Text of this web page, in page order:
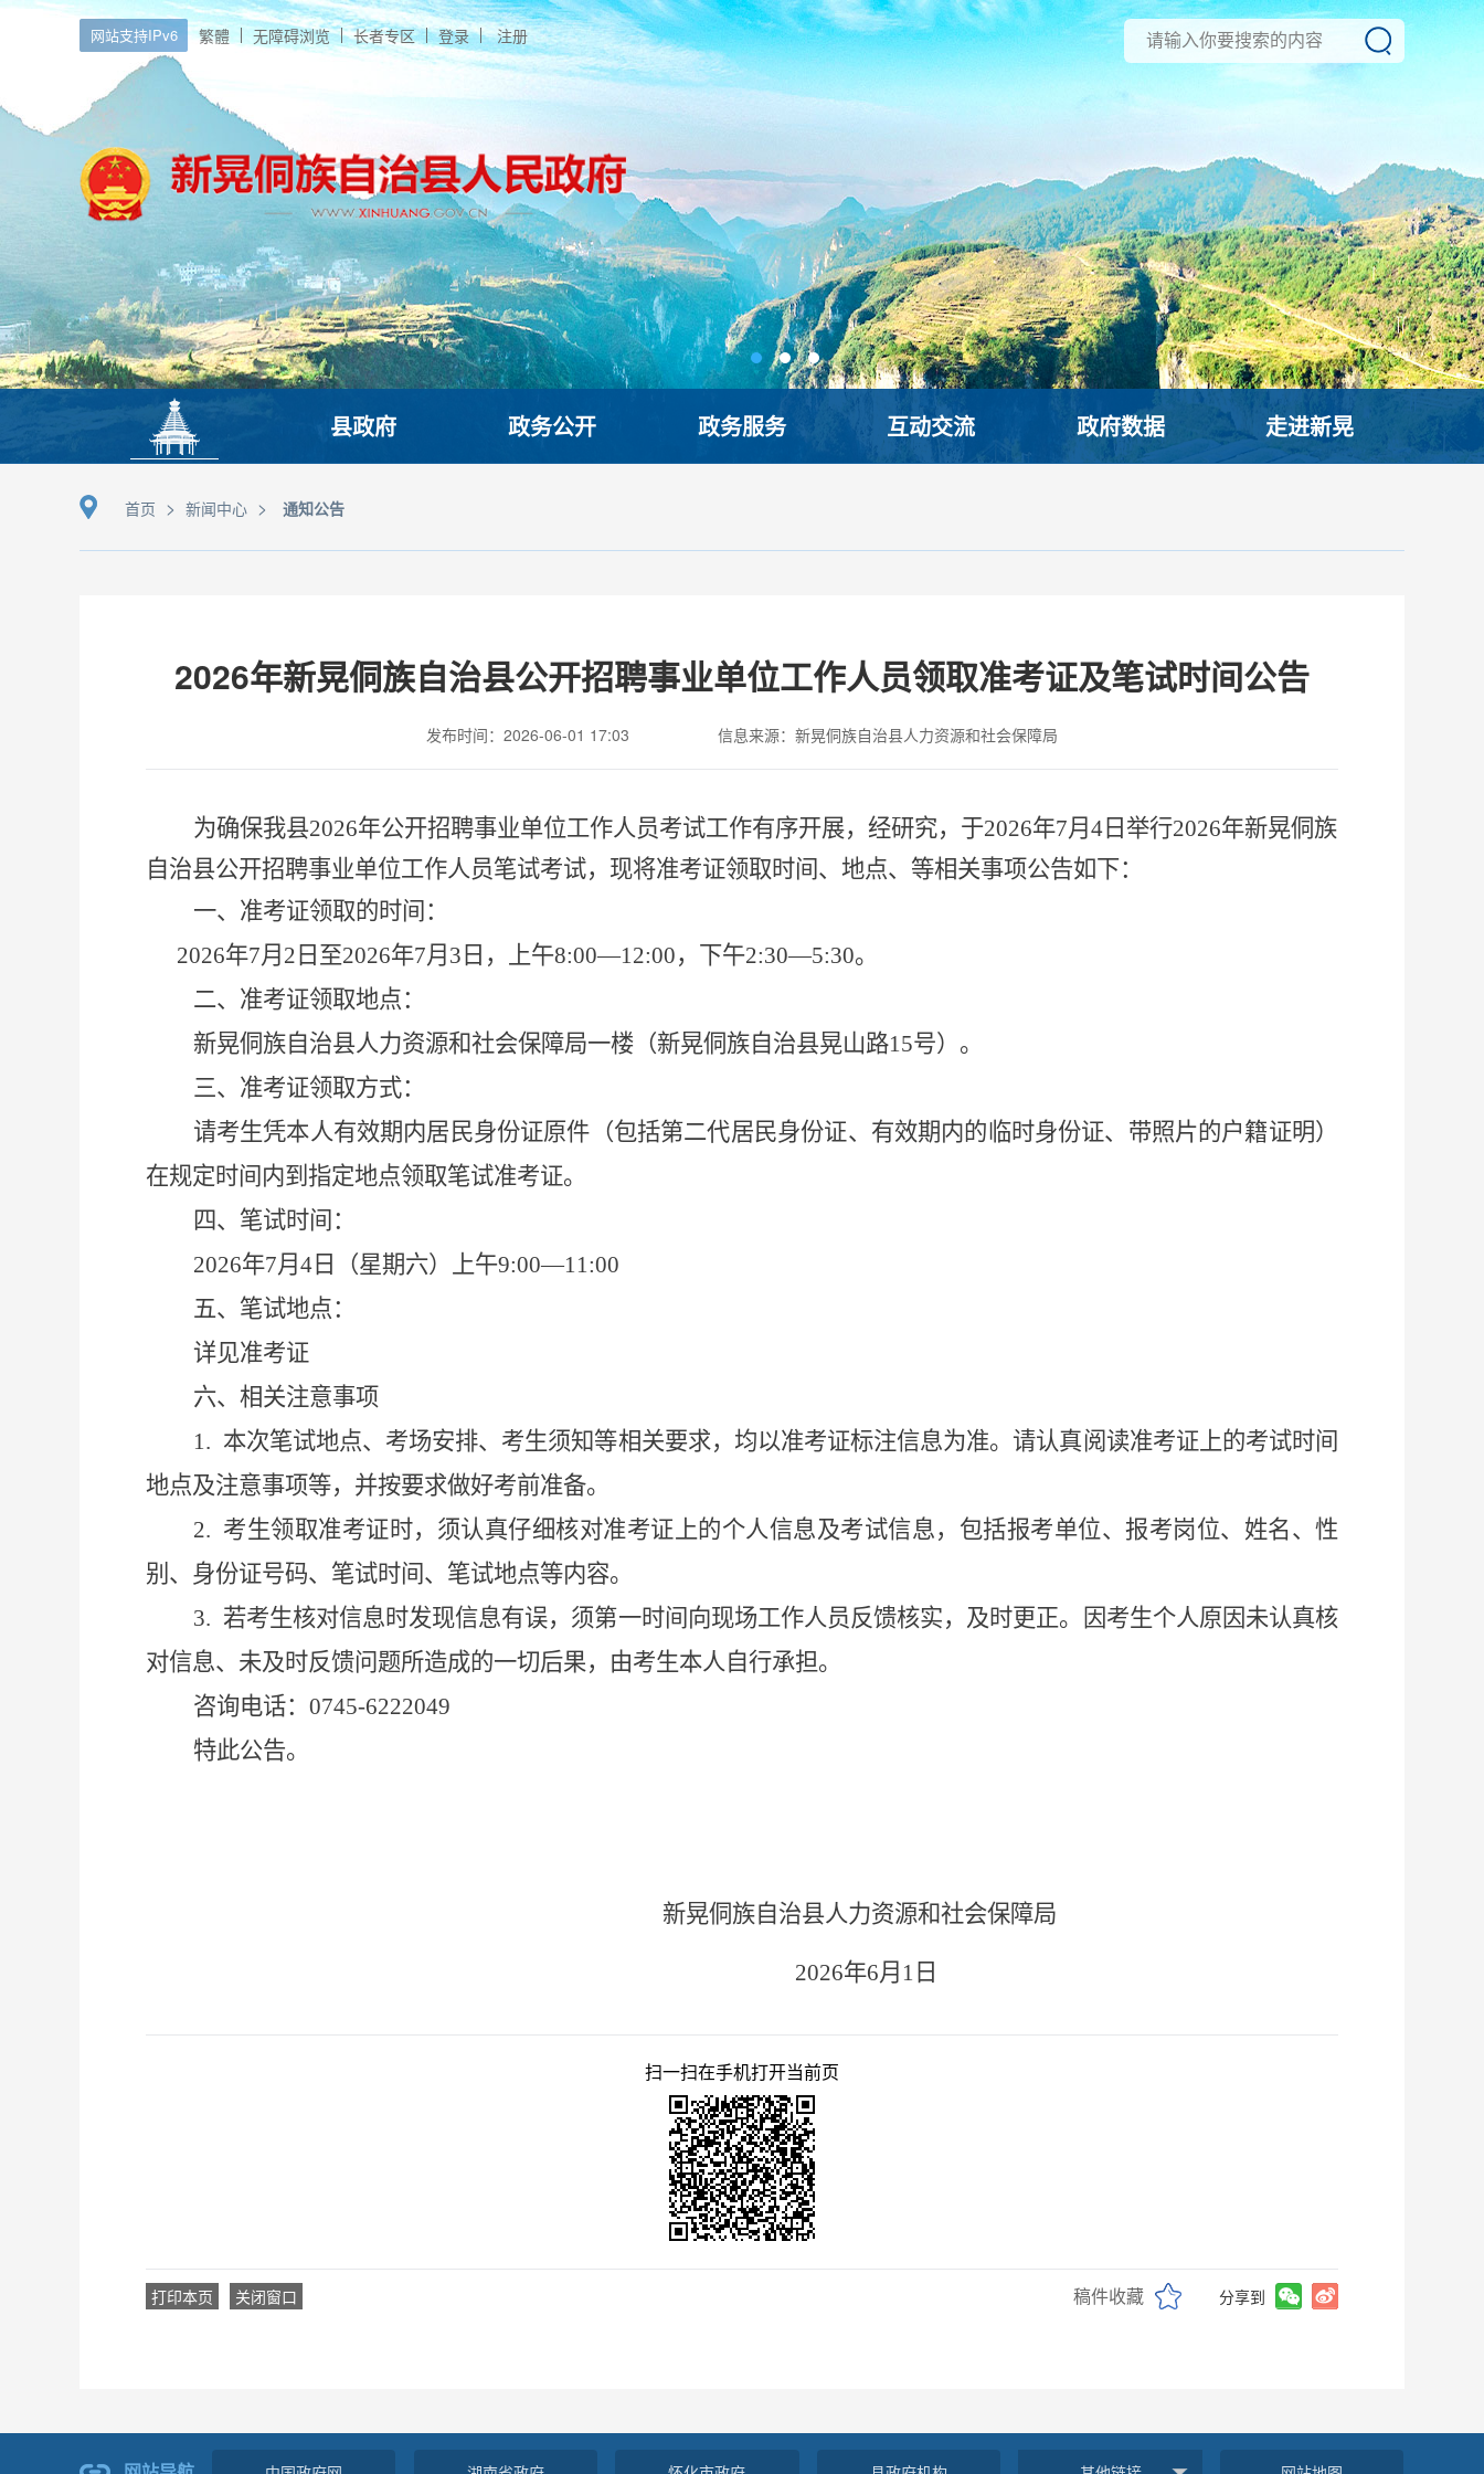
网站支持IPv6 繁體 无障碍浏览 长者专区 登录 注册
县政府 政务公开 政务服务 互动交流 政府数据 走进新晃
首页 > 新闻中心 > 通知公告
2026年新晃侗族自治县公开招聘事业单位工作人员领取准考证及笔试时间公告
发布时间：2026-06-01 17:03 信息来源：新晃侗族自治县人力资源和社会保障局
为确保我县2026年公开招聘事业单位工作人员考试工作有序开展， 经研究，于2026年7月4日举行2026年新晃侗族
自治县公开招聘事业单位工作人员笔试考试，现将准考证领取时间、地点、等相关事项公告如下：
一、准考证领取的时间：
2026年7月2日至2026年7月3日，
上午8:00—12:00，下午2:30—5:30。
二、准考证领取地点：
新晃侗族自治县人力资源和社会保障局一楼（新晃侗族自治县晃山路15号）。
三、准考证领取方式：
请考生凭本人有效期内居民身份证原件（包括第二代居民身份证、有效期内的临时身份证、带照片的户籍证明）
在规定时间内到指定地点领取笔试准考证。
四、笔试时间：
2026年7月4日（星期六）上午9:00—11:00
五、笔试地点：
详见准考证
六、 相关注意事项
1. 本次笔试地点、考场安排、考生须知等相关要求，均以准考证标注信息为准。请认真阅读准考证上的考试时间
地点及注意事项等，并按要求做好考前准备。
2. 考生领取准考证时，须认真仔细核对准考证上的个人信息及考试信息，包括报考单位、报考岗位、姓名、性
别、身份证号码、笔试时间、笔试地点等内容。
3. 若考生核对信息时发现信息有误，须第一时间向现场工作人员反馈核实，及时更正。因考生个人原因未认真核
对信息、未及时反馈问题所造成的一切后果，由考生本人自行承担。
咨询电话： 0745-6222049
特此公告。
新晃侗族自治县人力资源和社会保障局
2026年6月 1日
扫一扫在手机打开当前页
打印本页 关闭窗口 稿件收藏 分享到